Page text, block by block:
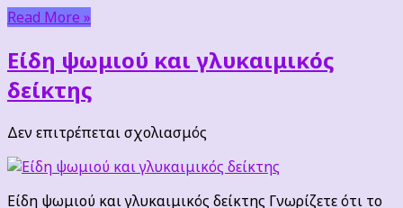
Read More »
Είδη ψωμιού και γλυκαιμικός
δείκτης
Δεν επιτρέπεται σχολιασμός
ψωμιού
και
Είδη ψωμιού και γλυκαιμικός δείκτης Γνωρίζετε ότι το